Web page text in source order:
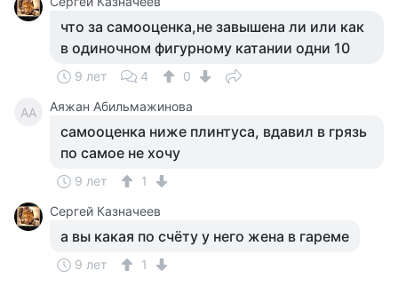
что за самооценка,не завышена ли или как
в одиночном фигурному катании одни 10
9 лет 4 0
АА Аяжан Абильмажинова
самооценка ниже плинтуса, вдавил в грязь
по самое не хочу
9 лет
1
Сергей Казначеев
а вы какая по счёту у него жена в гареме
9 лет 1